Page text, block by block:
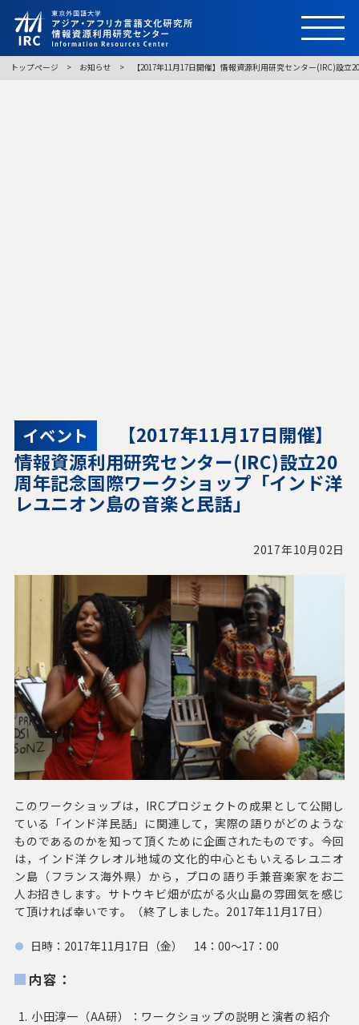
トップページ お知らせ 【2017年11月17日開催】情報資源利用研究センター(IRC)設
イベント
【2017年11月17日開催】
情報資源利用研究センター(IRC)設立20
周年記念国際ワークショップ「インド洋
レユニオン島の音楽と民話」
2017年10月02日
このワークショップは，IRCプロジェクトの成果として公開し
ている「インド洋民話」に関連して，実際の語りがどのような
ものであるのかを知って頂くために企画されたものです。今回
は，インド洋クレオル地域の文化的中心ともいえるレユニオ
ン島（フランス海外県）から，プロの語り手兼音楽家をお二
人お招きします。サトウキビ畑が広がる火山島の雰囲気を感じ
て頂ければ幸いです。（終了しました。2017年11月17日）
日時：2017年11月17日（金） 14：00～17：00
内容：
小田淳一（AA研）：ワークショップの説明と演者の紹介